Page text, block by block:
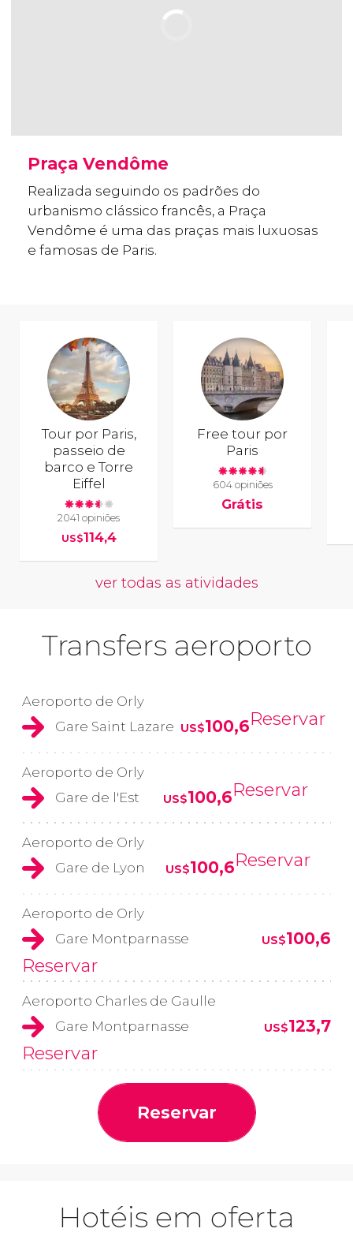
Praça Vendôme
Realizada seguindo os padrões do
urbanismo clássico francês, a Praça
Vendôme é uma das praças mais luxuosas
e famosas de Paris.
Tour por Paris,
passeio de
barco e Torre
Eiffel
2041 opiniões
US$114,4
Free tour por
Paris
604 opiniões
Grátis
ver todas as atividades
Transfers aeroporto
Aeroporto de Orly
Gare Saint Lazare US$100,6Reservar
Aeroporto de Orly
Gare de l'Est
US$100,6Reservar
Aeroporto de Orly
Gare de Lyon
US$100,6Reservar
Aeroporto de Orly
Gare Montparnasse
US$100,6
Reservar
Aeroporto Charles de Gaulle
Gare Montparnasse
US$123,7
Reservar
Reservar
Hotéis em oferta